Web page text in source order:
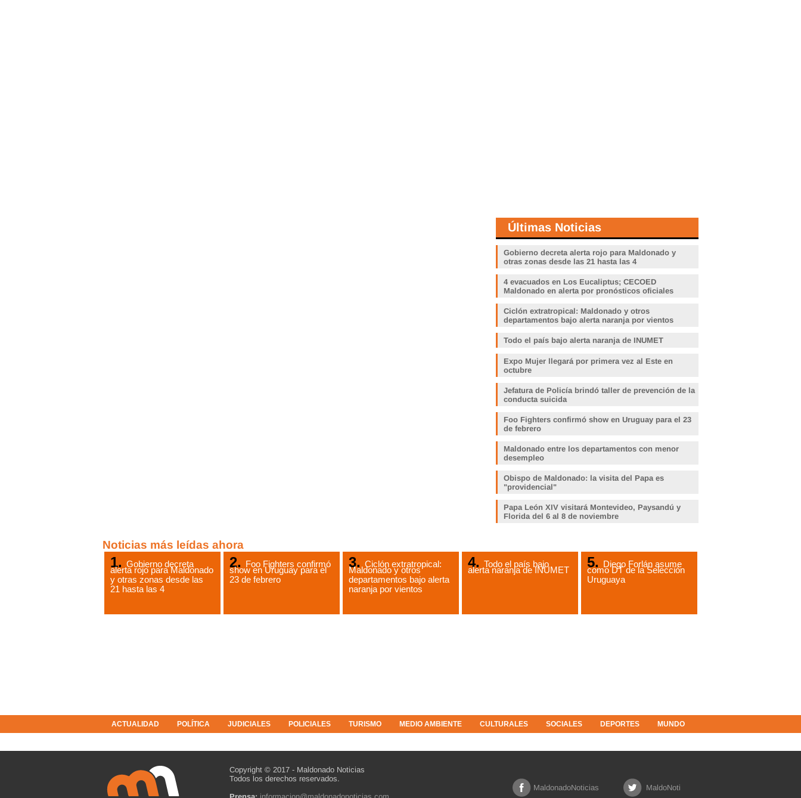
Últimas Noticias
Gobierno decreta alerta rojo para Maldonado y
otras zonas desde las 21 hasta las 4
4 evacuados en Los Eucaliptus; CECOED
Maldonado en alerta por pronósticos oficiales
Ciclón extratropical: Maldonado y otros
departamentos bajo alerta naranja por vientos
Todo el país bajo alerta naranja de INUMET
Expo Mujer llegará por primera vez al Este en
octubre
Jefatura de Policía brindó taller de prevención de la
conducta suicida
Foo Fighters confirmó show en Uruguay para el 23
de febrero
Maldonado entre los departamentos con menor
desempleo
Obispo de Maldonado: la visita del Papa es
"providencial"
Papa León XIV visitará Montevideo, Paysandú y
Florida del 6 al 8 de noviembre
Noticias más leídas ahora
Gobierno decreta
alerta rojo para Maldonado
y otras zonas desde las
21 hasta las 4
Foo Fighters confirmó
show en Uruguay para el
23 de febrero
Ciclón extratropical:
Maldonado y otros
departamentos bajo alerta
naranja por vientos
Todo el país bajo
alerta naranja de INUMET
Diego Forlán asume
como DT de la Selección
Uruguaya
ACTUALIDAD POLÍTICA JUDICIALES POLICIALES TURISMO MEDIO AMBIENTE CULTURALES SOCIALES DEPORTES MUNDO
Copyright © 2017 - Maldonado Noticias
Todos los derechos reservados.
MaldonadoNoticias MaldoNoti